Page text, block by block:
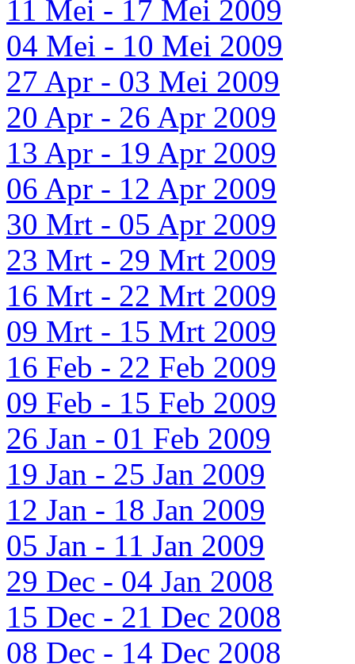
11 Mei - 17 Mei 2009
04 Mei - 10 Mei 2009
27 Apr - 03 Mei 2009
20 Apr - 26 Apr 2009
13 Apr - 19 Apr 2009
06 Apr - 12 Apr 2009
30 Mrt - 05 Apr 2009
23 Mrt - 29 Mrt 2009
16 Mrt - 22 Mrt 2009
09 Mrt - 15 Mrt 2009
16 Feb - 22 Feb 2009
09 Feb - 15 Feb 2009
26 Jan - 01 Feb 2009
19 Jan - 25 Jan 2009
12 Jan - 18 Jan 2009
05 Jan - 11 Jan 2009
29 Dec - 04 Jan 2008
15 Dec - 21 Dec 2008
08 Dec - 14 Dec 2008